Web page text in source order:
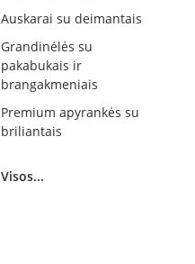
Auskarai su deimantais
Grandinėlės su
pakabukais ir
brangakmeniais
Premium apyrankės su
briliantais
Visos...